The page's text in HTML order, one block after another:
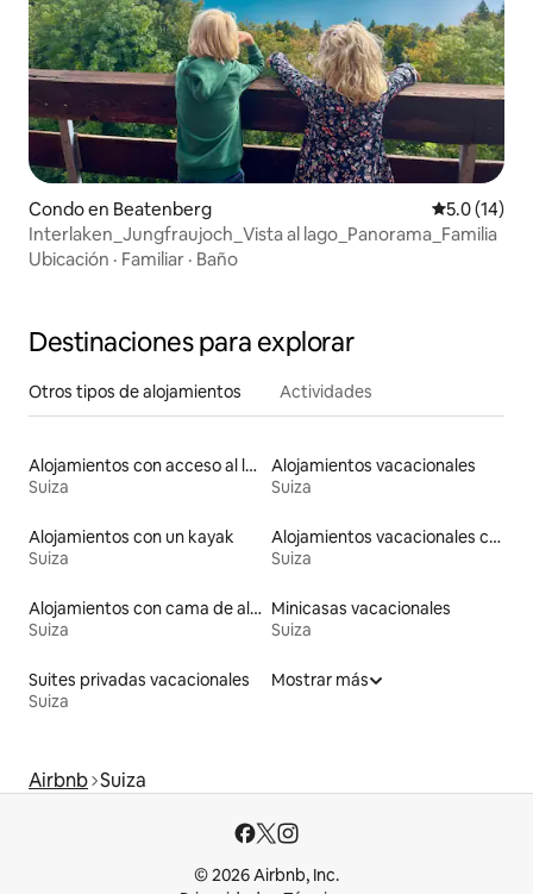
Condo en Beatenberg Calificación
5.0 (14)
Interlaken_Jungfraujoch_Vista al lago_Panorama_Familia
Ubicación · Familiar · Baño
Destinaciones para explorar
Otros tipos de alojamientos Actividades
Alojamientos con acceso al lago
Suiza
Alojamientos vacacionales
Suiza
Alojamientos con un kayak
Suiza
Alojamientos vacacionales con piscina
Suiza
Alojamientos con cama de altura accesible
Suiza
Minicasas vacacionales
Suiza
Suites privadas vacacionales
Suiza
Mostrar más
Airbnb Suiza
© 2026 Airbnb, Inc.